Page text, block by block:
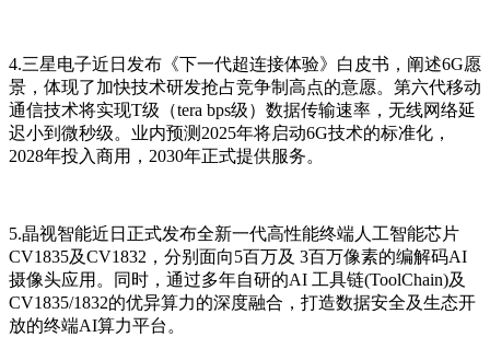
4.三星电子近日发布《下一代超连接体验》白皮书，阐述6G愿
景，体现了加快技术研发抢占竞争制高点的意愿。第六代移动
通信技术将实现T级（tera bps级）数据传输速率，无线网络延
迟小到微秒级。业内预测2025年将启动6G技术的标准化，
2028年投入商用，2030年正式提供服务。
5.晶视智能近日正式发布全新一代高性能终端人工智能芯片
CV1835及CV1832，分别面向5百万及 3百万像素的编解码AI
摄像头应用。同时，通过多年自研的AI 工具链(ToolChain)及
CV1835/1832的优异算力的深度融合，打造数据安全及生态开
放的终端AI算力平台。